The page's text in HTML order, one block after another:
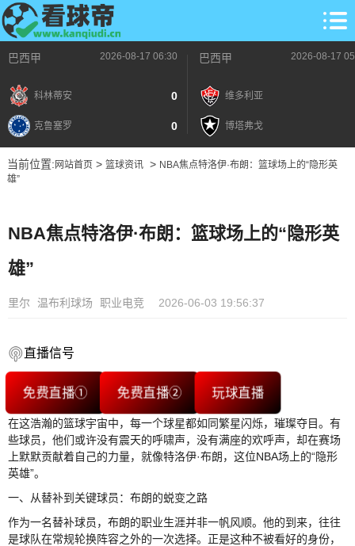
巴西甲 2026-08-17 06:30
科林蒂安 0
克鲁塞罗 0
巴西甲 2026-08-17
维多利亚
博塔弗戈
当前位置: 网站首页> 篮球资讯> NBA焦点特洛伊·布朗：篮球场上的“隐形英
雄”
NBA焦点特洛伊·布朗：篮球场上的“隐形英
雄”
里尔 温布利球场 职业电竞 2026-06-03 19:56:37
直播信号
免费直播① 免费直播② 玩球直播
在这浩瀚的篮球宇宙中，每一个球星都如同繁星闪烁，璀璨夺目。有
些球员，他们或许没有震天的呼啸声，没有满座的欢呼声，却在赛场
上默默贡献着自己的力量，就像特洛伊·布朗，这位NBA场上的“隐形
英雄”。
一、从替补到关键球员：布朗的蜕变之路
作为一名替补球员，布朗的职业生涯并非一帆风顺。他的到来，往往
是球队在常规轮换阵容之外的一次选择。正是这种不被看好的身份，